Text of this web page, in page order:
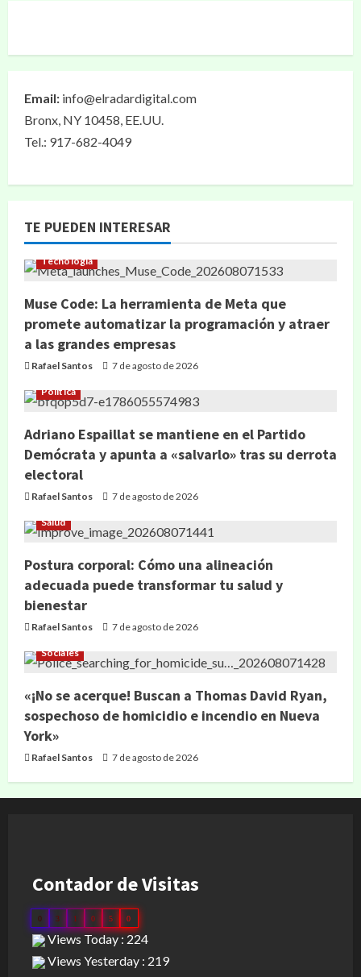
Email: info@elradardigital.com
Bronx, NY 10458, EE.UU.
Tel.: 917-682-4049
TE PUEDEN INTERESAR
Tecnología
Muse Code: La herramienta de Meta que
promete automatizar la programación y atraer
a las grandes empresas
Rafael Santos 7 de agosto de 2026
Política
Adriano Espaillat se mantiene en el Partido
Demócrata y apunta a «salvarlo» tras su derrota
electoral
Rafael Santos 7 de agosto de 2026
Salud
Postura corporal: Cómo una alineación
adecuada puede transformar tu salud y
bienestar
Rafael Santos 7 de agosto de 2026
Sociales
«¡No se acerque! Buscan a Thomas David Ryan,
sospechoso de homicidio e incendio en Nueva
York»
Rafael Santos 7 de agosto de 2026
Contador de Visitas
0 3 1 0 5 0
Views Today : 224
Views Yesterday : 219